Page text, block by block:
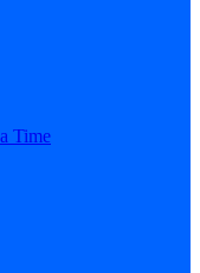
Time